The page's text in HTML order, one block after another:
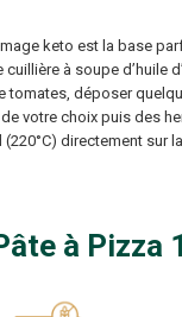
keto est la base
cuillière à soupe d’huile
tomates, déposer
votre choix puis des
directement sur
à Pizza